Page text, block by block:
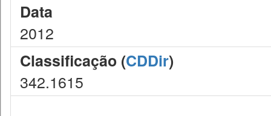
Data
2012
Classificação (CDDir)
342.1615